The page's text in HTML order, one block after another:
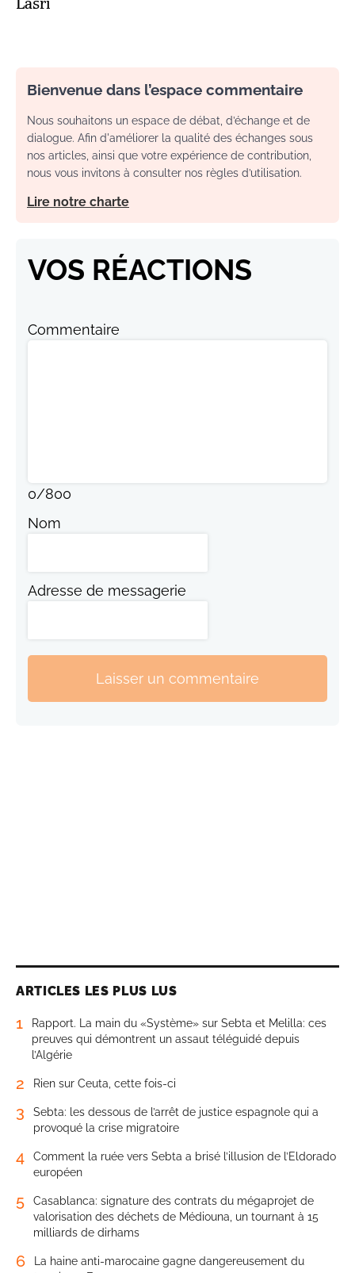
Bienvenue dans l’espace commentaire
Nous souhaitons un espace de débat, d’échange et de
dialogue. Afin d'améliorer la qualité des échanges sous
nos articles, ainsi que votre expérience de contribution,
nous vous invitons à consulter nos règles d’utilisation.
Lire notre charte
VOS RÉACTIONS
Commentaire
0/800
Nom
Adresse de messagerie
Laisser un commentaire
ARTICLES LES PLUS LUS
1
Rapport. La main du «Système» sur Sebta et Melilla: ces
preuves qui démontrent un assaut téléguidé depuis
l’Algérie
2 Rien sur Ceuta, cette fois-ci
3
Sebta: les dessous de l’arrêt de justice espagnole qui a
provoqué la crise migratoire
4
Comment la ruée vers Sebta a brisé l’illusion de l’Eldorado
européen
5
Casablanca: signature des contrats du mégaprojet de
valorisation des déchets de Médiouna, un tournant à 15
milliards de dirhams
6
La haine anti-marocaine gagne dangereusement du